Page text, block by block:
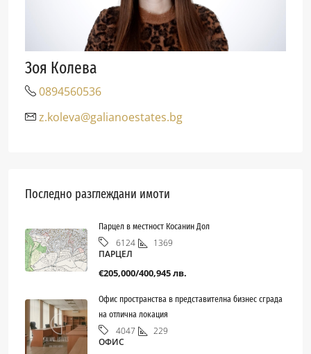
Зоя Колева
0894560536
z.koleva@galianoestates.bg
Последно разглеждани имоти
Парцел в местност Косанин Дол
6124
1369
ПАРЦЕЛ
€205,000/400,945 лв.
Офис пространства в представителна бизнес сграда
на отлична локация
4047
229
ОФИС